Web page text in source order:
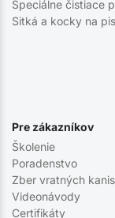
Špeciálne čistiace
Sitká a kocky na
Pre zákazníkov
Školenie
Poradenstvo
Zber vratných
Videonávody
Certifikáty